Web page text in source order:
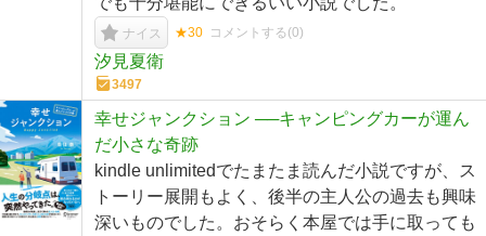
ナイス ★30 コメントする(0)
汐見夏衛
3497
幸せジャンクション ──キャンピングカーが運ん
だ小さな奇跡
kindle unlimitedでたまたま読んだ小説ですが、ス
トーリー展開もよく、後半の主人公の過去も興味
深いものでした。おそらく本屋では手に取っても